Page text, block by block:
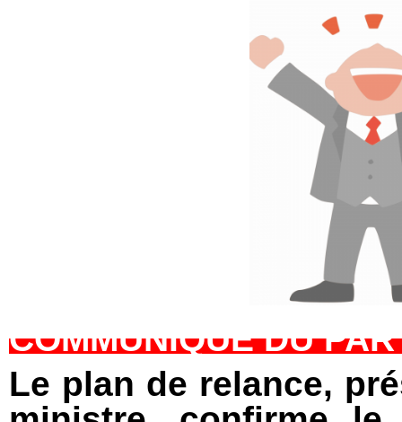
COMMUNIQUE DU
Le plan de relance,